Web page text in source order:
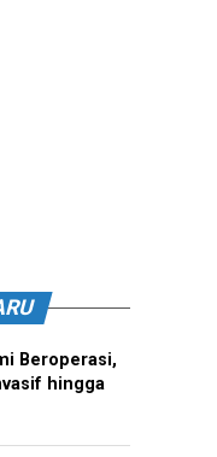
Beroperasi,
hingga